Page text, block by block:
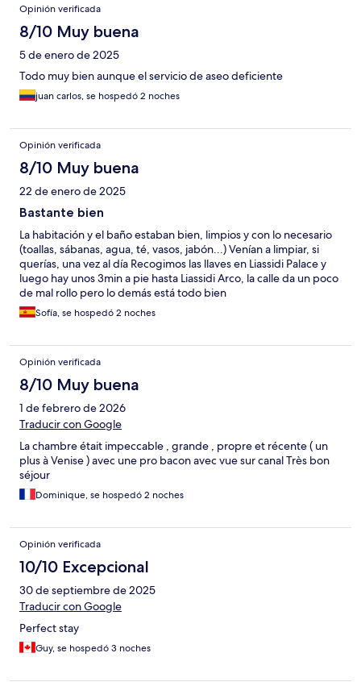
Opinión verificada
8/10 Muy buena
5 de enero de 2025
Todo muy bien aunque el servicio de aseo deficiente
juan carlos, se hospedó 2 noches
Opinión verificada
8/10 Muy buena
22 de enero de 2025
Bastante bien
La habitación y el baño estaban bien, limpios y con lo necesario
(toallas, sábanas, agua, té, vasos, jabón...) Venían a limpiar, si
querías, una vez al día Recogimos las llaves en Liassidi Palace y
luego hay unos 3min a pie hasta Liassidi Arco, la calle da un poco
de mal rollo pero lo demás está todo bien
Sofía, se hospedó 2 noches
Opinión verificada
8/10 Muy buena
1 de febrero de 2026
Traducir con Google
La chambre était impeccable , grande , propre et récente ( un
plus à Venise ) avec une pro bacon avec vue sur canal Très bon
séjour
Dominique, se hospedó 2 noches
Opinión verificada
10/10 Excepcional
30 de septiembre de 2025
Traducir con Google
Perfect stay
Guy, se hospedó 3 noches